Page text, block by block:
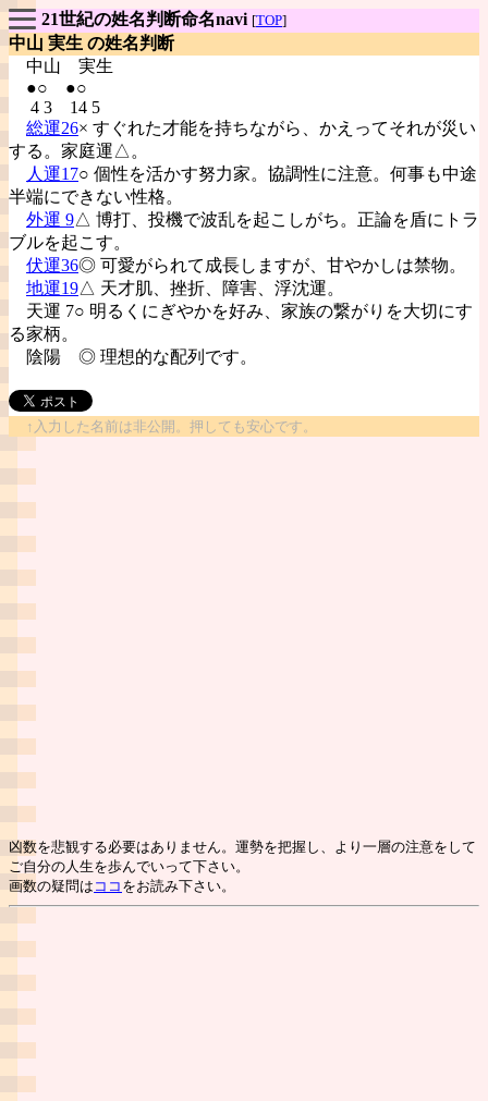
21世紀の姓名判断命名navi [TOP]
中山 実生 の姓名判断
中山 実生
●○ ●○
4 3 14 5
総運26× すぐれた才能を持ちながら、かえってそれが災い
する。家庭運△。
人運17○ 個性を活かす努力家。協調性に注意。何事も中途
半端にできない性格。
外運 9△ 博打、投機で波乱を起こしがち。正論を盾にトラ
ブルを起こす。
伏運36◎ 可愛がられて成長しますが、甘やかしは禁物。
地運19△ 天才肌、挫折、障害、浮沈運。
天運 7○ 明るくにぎやかを好み、家族の繋がりを大切にす
る家柄。
陰陽 ◎ 理想的な配列です。
↑入力した名前は非公開。押しても安心です。
凶数を悲観する必要はありません。運勢を把握し、より一層の注意をして
ご自分の人生を歩んでいって下さい。
画数の疑問は ココ をお読み下さい。